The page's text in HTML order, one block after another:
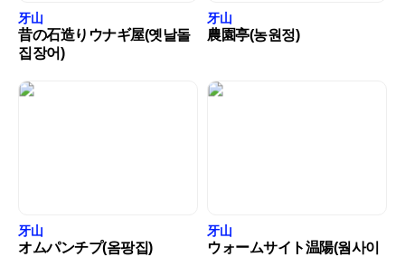
牙山
昔の石造りウナギ屋(옛날돌
집장어)
牙山
農園亭(농원정)
牙山
オムパンチプ(옴팡집)
牙山
ウォームサイト温陽(웜사이